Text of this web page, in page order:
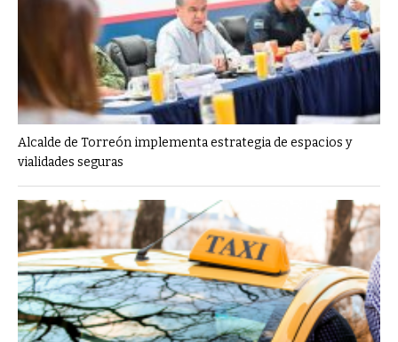
Alcalde de Torreón implementa estrategia de espacios y
vialidades seguras